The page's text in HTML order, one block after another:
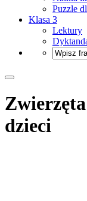
Puzzle
Klasa 3
Lektury
dzieci